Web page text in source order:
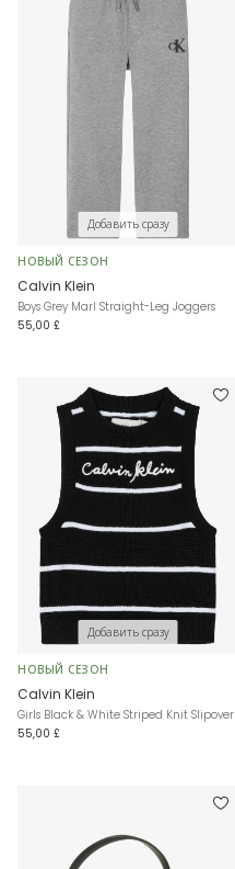
Добавить сразу
НОВЫЙ СЕЗОН
Calvin Klein
Boys Grey Marl Straight-Leg Joggers
55,00 £
Добавить сразу
НОВЫЙ СЕЗОН
Calvin Klein
Girls Black & White Striped Knit Slipover
55,00 £